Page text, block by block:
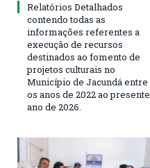
Relatórios Detalhados
contendo todas as
informações referentes a
execução de recursos
destinados ao fomento de
projetos culturais no
Município de Jacundá entre
os anos de 2022 ao presente
ano de 2026.